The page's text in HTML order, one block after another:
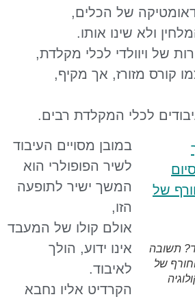
של הכלים,
ולא שינו אותו.
של ויוולדי לכלי מקלדת,
קורס מזורז, אך מקיף,
תשובה
של
במובן מסויים העיבוד
לשיר הפופולרי הוא
המשך ישיר לתופעה
הזו,
אולם קולו של המעבד
אינו ידוע, הולך
לאיבוד.
הקרדיט אליו נחבא